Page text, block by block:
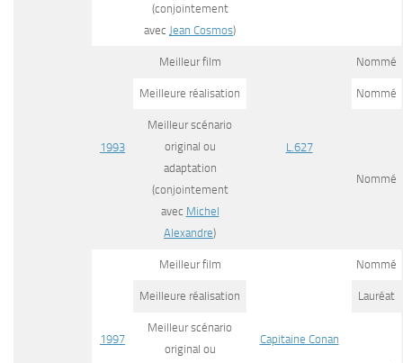
(conjointement
avec Jean Cosmos)
1993
Meilleur film
L.627
Nommé
Meilleure réalisation Nommé
Meilleur scénario
original ou
adaptation
(conjointement
avec Michel
Alexandre)
Nommé
1997
Meilleur film
Capitaine Conan
Nommé
Meilleure réalisation Lauréat
Meilleur scénario
original ou